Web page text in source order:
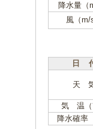
降水量（
風（m/
日
天
気 温
降水確率